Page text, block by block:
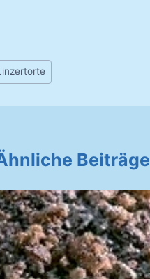
Beiträge